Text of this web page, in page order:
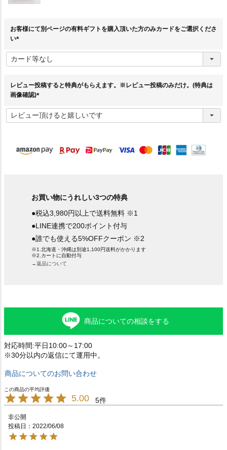
お客様にて別ページの有料ギフトを購入頂いた方のみカードをご選択くださ
い
必
須
レビュー投稿すると特典がもらえます。※レビュー投稿のみだけ。(特典は
画像確認)
必
須
お買い物にうれしい3つの特典
●税込3,980円以上で送料無料 ※1
●LINE連携で200ポイント付与
●誰でも使える5%OFFクーポン ※2
※1.北海道・沖縄は別途1,100円送料がかかります
※2.カートに自動付与
→返品について
商品についての相談をする
対応時間:平日10:00～17:00
※30分以内の返信にて運用中。
商品についてのお問い合わせ
5.00 5
非公開
投稿日
2022/06/08